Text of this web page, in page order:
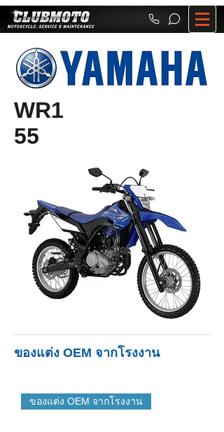
WR1
55
ของแต่ง OEM จากโรงงาน
ของแต่ง OEM จากโรงงาน